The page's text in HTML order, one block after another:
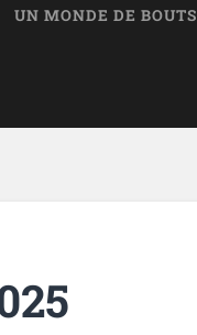
UN MONDE DE BOUTS